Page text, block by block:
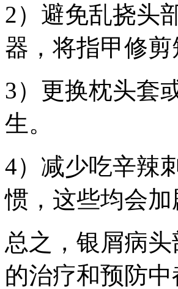
2）避免乱挠头
器，将指甲修剪
3）更换枕头套
生。
4）减少吃辛辣
惯，这些均会
总之，银屑病
的治疗和预防